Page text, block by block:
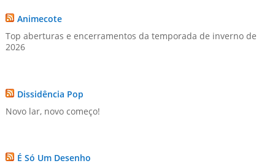
Animecote
Top aberturas e encerramentos da temporada de inverno de
2026
Dissidência Pop
Novo lar, novo começo!
É Só Um Desenho